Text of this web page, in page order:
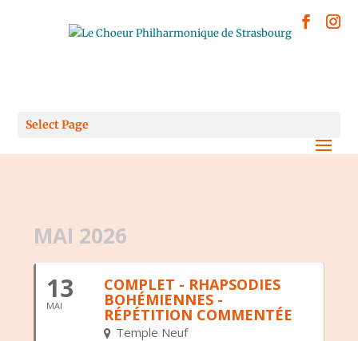
Select Page
MAI 2026
13
MAI
COMPLET - RHAPSODIES
BOHÉMIENNES -
RÉPÉTITION COMMENTÉE
Temple Neuf